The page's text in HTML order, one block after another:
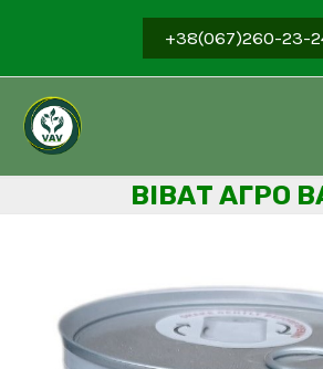
вмісту
+38(067)260-23-
ВІВАТ АГРО